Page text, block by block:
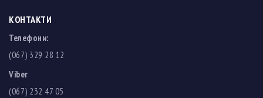
КОНТАКТИ
Телефони:
(067) 329 28 12
Viber
(067) 232 47 05